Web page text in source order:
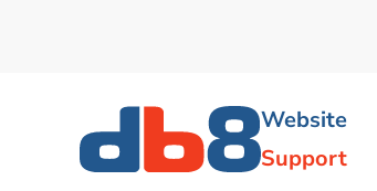
Website
Support